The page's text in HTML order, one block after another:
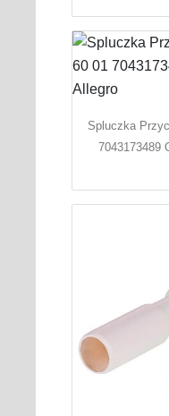
Spluczka
7043173489